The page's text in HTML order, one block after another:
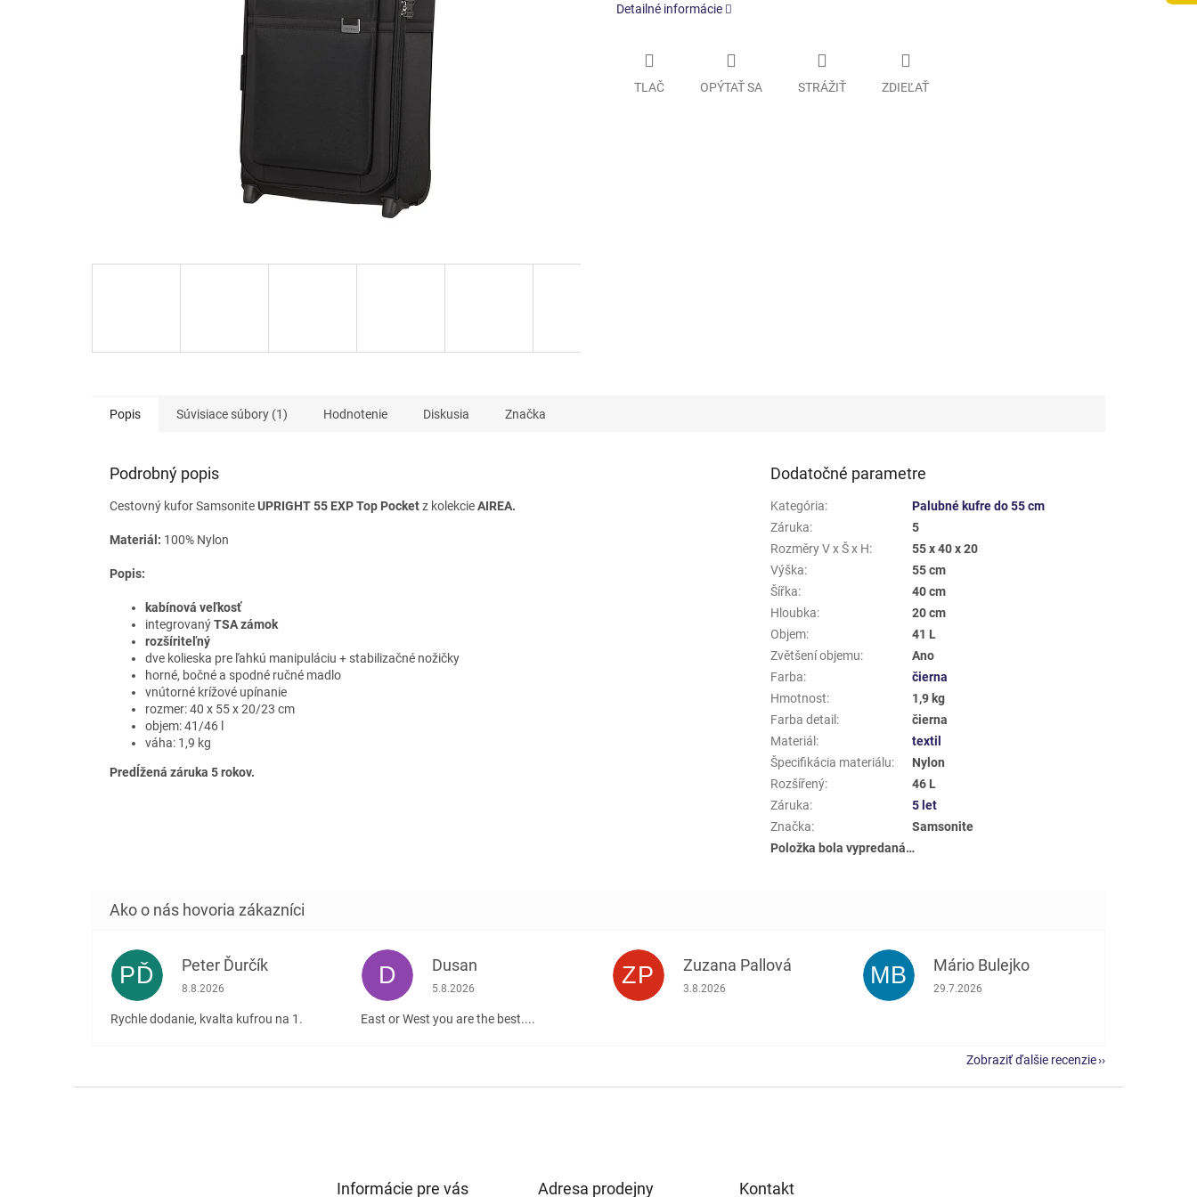
Detailné informácie
TLAČ OPÝTAŤ SA STRÁŽIŤ ZDIEĽAŤ
Popis Súvisiace súbory (1) Hodnotenie Diskusia Značka
Podrobný popis
Cestovný kufor SamsoniteUPRIGHT 55 EXPTop Pocketz kolekcieAIREA.
Materiál: 100% Nylon
Popis:
kabínová veľkosť
integrovanýTSA zámok
rozšíriteľný
dve kolieska pre ľahkú manipuláciu + stabilizačné nožičky
horné, bočné a spodné ručné madlo
vnútorné krížové upínanie
rozmer: 40 x 55 x 20/23 cm
objem: 41/46 l
váha: 1,9 kg
Predĺžená záruka 5 rokov.
Dodatočné parametre
Kategória:
Palubné kufre do 55 cm
Záruka:
5
Rozměry V x Š x H:
55 x 40 x 20
Výška:
55 cm
Šířka:
40 cm
Hloubka:
20 cm
Objem:
41 L
Zvětšení objemu:
Ano
Farba:
čierna
Hmotnost:
1,9 kg
Farba detail :
čierna
Materiál :
textil
Špecifikácia materiálu:
Nylon
Rozšířený:
46 L
Záruka:
5 let
Značka:
Samsonite
Položka bola vypredaná…
PĎ Peter Ďurčík
Hodnotenie obchodu je 5 z 5 hviezdičiek.
8.8.2026
Rychle dodanie, kvalta kufrou na 1.
D Dusan
Hodnotenie obchodu je 5 z 5 hviezdičiek.
5.8.2026
East or West you are the best....
ZP Zuzana Pallová
Hodnotenie obchodu je 5 z 5 hviezdičiek.
3.8.2026 MB Mário Bulejko
Hodnotenie obchodu je 5 z 5 hviezdičiek.
29.7.2026
Zobraziť ďalšie recenzie
Informácie pre vás Adresa prodejny Kontakt